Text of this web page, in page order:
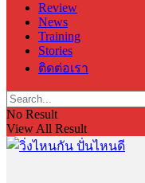
Review
News
Training
Stories
ติดต่อเรา
No Result
View All Result